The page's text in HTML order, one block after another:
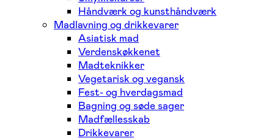
Håndværk og kunsthåndværk
Madlavning og drikkevarer
Asiatisk mad
Verdenskøkkenet
Madteknikker
Vegetarisk og vegansk
Fest- og hverdagsmad
Bagning og søde sager
Madfællesskab
Drikkevarer